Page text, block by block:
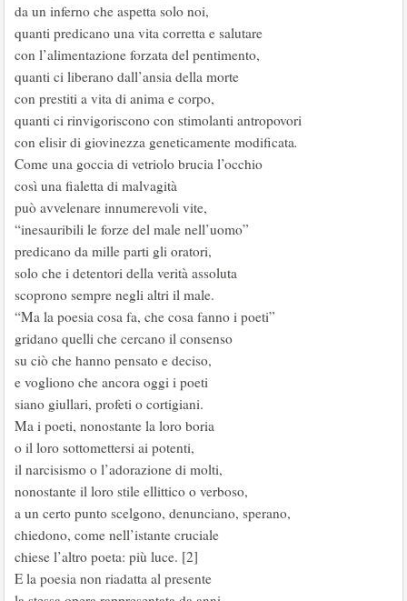
da un inferno che aspetta solo noi,
quanti predicano una vita corretta e salutare
con l’alimentazione forzata del pentimento,
quanti ci liberano dall’ansia della morte
con prestiti a vita di anima e corpo,
quanti ci rinvigoriscono con stimolanti antropovori
con elisir di giovinezza geneticamente modificata.
Come una goccia di vetriolo brucia l’occhio
così una fialetta di malvagità
può avvelenare innumerevoli vite,
“inesauribili le forze del male nell’uomo”
predicano da mille parti gli oratori,
solo che i detentori della verità assoluta
scoprono sempre negli altri il male.
“Ma la poesia cosa fa, che cosa fanno i poeti”
gridano quelli che cercano il consenso
su ciò che hanno pensato e deciso,
e vogliono che ancora oggi i poeti
siano giullari, profeti o cortigiani.
Ma i poeti, nonostante la loro boria
o il loro sottomettersi ai potenti,
il narcisismo o l’adorazione di molti,
nonostante il loro stile ellittico o verboso,
a un certo punto scelgono, denunciano, sperano,
chiedono, come nell’istante cruciale
chiese l’altro poeta: più luce. [2]
E la poesia non riadatta al presente